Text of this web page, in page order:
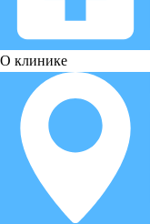
О клинике